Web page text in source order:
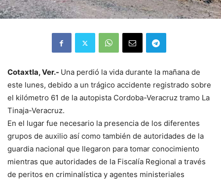
Cotaxtla, Ver.- Una perdió la vida durante la mañana de
este lunes, debido a un trágico accidente registrado sobre
el kilómetro 61 de la autopista Cordoba-Veracruz tramo La
Tinaja-Veracruz.
En el lugar fue necesario la presencia de los diferentes
grupos de auxilio así como también de autoridades de la
guardia nacional que llegaron para tomar conocimiento
mientras que autoridades de la Fiscalía Regional a través
de peritos en criminalística y agentes ministeriales